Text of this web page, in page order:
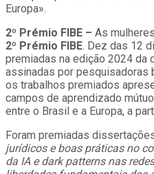
Europa».
2º Prémio FIBE – As
2º Prémio FIBE. Dez das 12
premiadas na edição 2024 da
assinadas por pesquisadoras
os trabalhos premiados
campos de aprendizado
entre o Brasil e a Europa, a
Foram premiadas
jurídicos e boas práticas no
da IA e dark patterns nas